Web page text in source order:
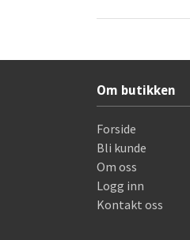
Om butikken
Forside
Bli kunde
Om oss
Logg inn
Kontakt oss